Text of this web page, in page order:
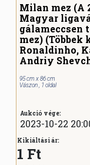
Milan mez (A
Magyar
gálameccsen
mez) (Többek
Ronaldinho,
Andriy
95 cm x 86 cm
Vászon , 1 oldal
Aukció vége:
2023-10-22
Kikiáltási ár:
1 Ft